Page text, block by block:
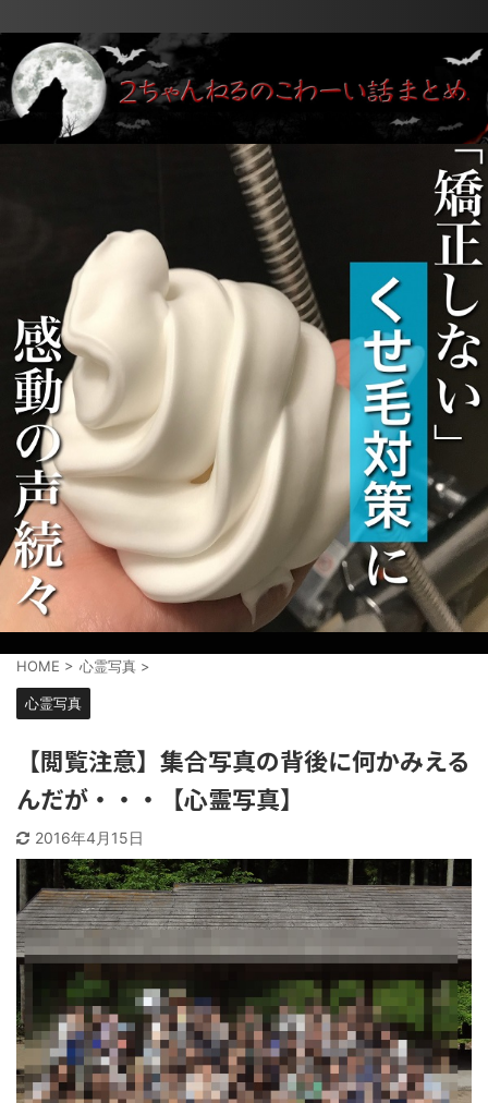
HOME > 心霊写真 >
心霊写真
【閲覧注意】集合写真の背後に何かみえる
んだが・・・【心霊写真】
2016年4月15日